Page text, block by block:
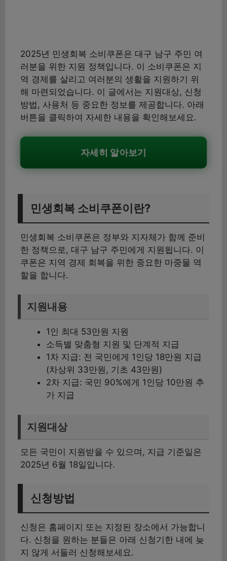
2025년 민생회복 소비쿠폰은 대구 남구 주민 여
러분을 위한 지원 정책입니다. 이 소비쿠폰은 지
역 경제를 살리고 여러분의 생활을 지원하기 위
해 마련되었습니다. 이 글에서는 지원대상, 신청
방법, 사용처 등 중요한 정보를 제공합니다. 아래
버튼을 클릭하여 자세한 내용을 확인해보세요.
자세히 알아보기
민생회복 소비쿠폰이란?
민생회복 소비쿠폰은 정부와 지자체가 함께 준비
한 정책으로, 대구 남구 주민에게 지원됩니다. 이
쿠폰은 지역 경제 회복을 위한 중요한 마중물 역
할을 합니다.
지원내용
1인 최대 53만원 지원
소득별 맞춤형 지원 및 단계적 지급
1차 지급: 전 국민에게 1인당 18만원 지급
(차상위 33만원, 기초 43만원)
2차 지급: 국민 90%에게 1인당 10만원 추
가 지급
지원대상
모든 국민이 지원받을 수 있으며, 지급 기준일은
2025년 6월 18일입니다.
신청방법
신청은 홈페이지 또는 지정된 장소에서 가능합니
다. 신청을 원하는 분들은 아래 신청기한 내에 늦
지 않게 서둘러 신청해보세요.